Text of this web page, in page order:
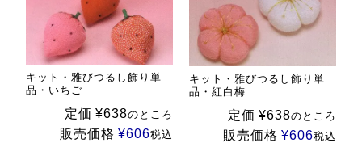
キット・雅びつるし飾り単
品・いちご
定価 ¥638のところ
販売価格 ¥606税込
キット・雅びつるし飾り単
品・紅白梅
定価 ¥638のところ
販売価格 ¥606税込